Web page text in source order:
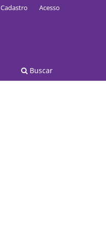
Buscar
Cadastro Acesso